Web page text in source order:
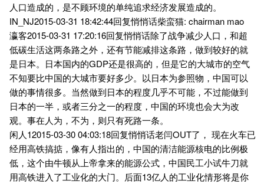
人口造成的，是不顾环境的单纯追求经济发展造成的。
IN_NJ2015-03-31 18:42:44回复悄悄话柴蛮猫: chairman mao
瀛客2015-03-31 17:20:16回复悄悄话除了战争减少人口，和超
低碳生活这两条路之外，还有节能减排这条路，做到较好的就
是日本。日本国内的GDP还是很高的，但是它的大城市的空气
不知要比中国的大城市要好多少。以日本为参照物，中国可以
做的事情很多。当然做到日本的程度几乎不可能，不过能做到
日本的一半，或者三分之一的程度，中国的环境也会大为改
观。事在人为，不为，则只有死路一条。
闲人12015-03-30 04:03:18回复悄悄话老闫OUT了， 现在火车已
经用高铁搞掂，像有人指出的，中国的清洁能源核电的比例极
低，这个由牛顿从上帝拿来的能源公式，中国民工小试牛刀就
用高铁进入了工业化的大门。后面13亿人的工业化情形将是你